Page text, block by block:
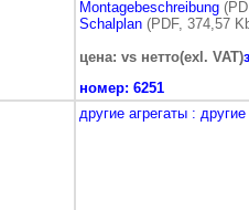
Montagebeschreibung
Schalplan (PDF, 374,57
цена: vs нетто(exl. VAT)
номер: 6251
другие агрегаты : другие